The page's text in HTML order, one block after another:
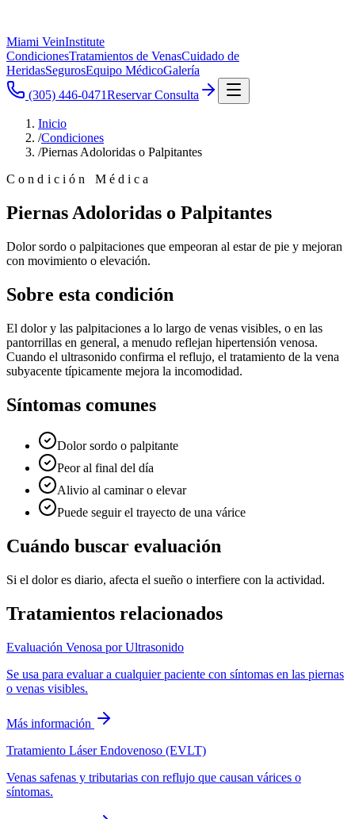
Miami VeinInstitute
CondicionesTratamientos de VenasCuidado de
HeridasSegurosEquipo MédicoGalería
(305) 446-0471Reservar Consulta
Inicio
/Condiciones
/Piernas Adoloridas o Palpitantes
Condición Médica
Piernas Adoloridas o Palpitantes
Dolor sordo o palpitaciones que empeoran al estar de pie y mejoran
con movimiento o elevación.
Sobre esta condición
El dolor y las palpitaciones a lo largo de venas visibles, o en las
pantorrillas en general, a menudo reflejan hipertensión venosa.
Cuando el ultrasonido confirma el reflujo, el tratamiento de la vena
subyacente típicamente mejora la incomodidad.
Síntomas comunes
Dolor sordo o palpitante
Peor al final del día
Alivio al caminar o elevar
Puede seguir el trayecto de una várice
Cuándo buscar evaluación
Si el dolor es diario, afecta el sueño o interfiere con la actividad.
Tratamientos relacionados
Evaluación Venosa por Ultrasonido
Se usa para evaluar a cualquier paciente con síntomas en las piernas
o venas visibles.
Más información
Tratamiento Láser Endovenoso (EVLT)
Venas safenas y tributarias con reflujo que causan várices o
síntomas.